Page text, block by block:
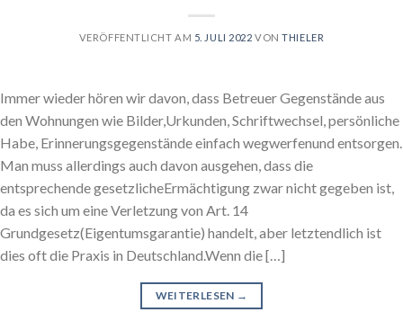
VERÖFFENTLICHT AM 5. JULI 2022 VONTHIELER
Immer wieder hören wir davon, dass Betreuer Gegenstände aus
den Wohnungen wie Bilder,Urkunden, Schriftwechsel, persönliche
Habe, Erinnerungsgegenstände einfach wegwerfenund entsorgen.
Man muss allerdings auch davon ausgehen, dass die
entsprechende gesetzlicheErmächtigung zwar nicht gegeben ist,
da es sich um eine Verletzung von Art. 14
Grundgesetz(Eigentumsgarantie) handelt, aber letztendlich ist
dies oft die Praxis in Deutschland.Wenn die […]
WEITERLESEN →